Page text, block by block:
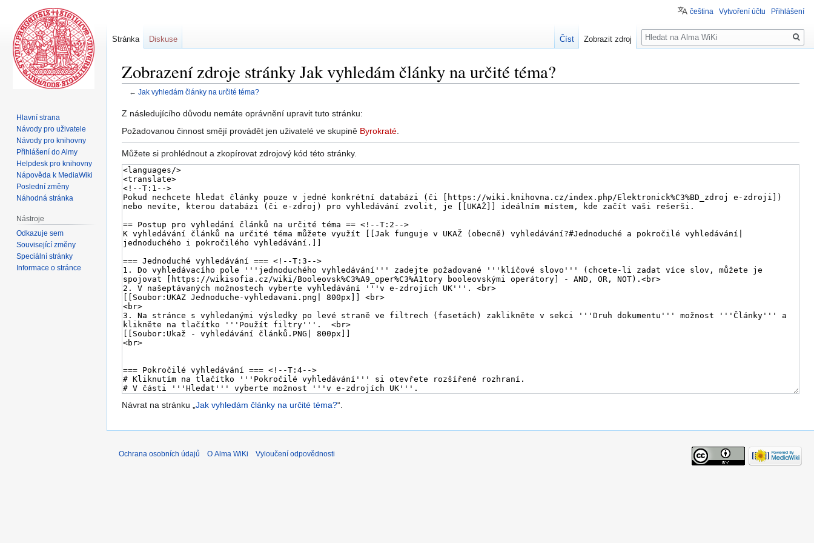
Zobrazení zdroje stránky Jak vyhledám články na určité téma?
← Jak vyhledám články na určité téma?
Skočit
na
Skočit
na
Z následujícího důvodu nemáte oprávnění upravit tuto stránku:
Požadovanou činnost smějí provádět jen uživatelé ve skupině Byrokraté
Můžete si prohlédnout a zkopírovat zdrojový kód této stránky.
Návrat na stránku „Jak vyhledám články na určité téma?“.
čeština Vytvoření účtu Přihlášení
Stránka Diskuse Číst Zobrazit zdroj
Hledat
Hlavní strana
Návody pro uživatele
Návody pro knihovny
Přihlášení do Almy
Helpdesk pro knihovny
Nápověda k MediaWiki
Poslední změny
Náhodná stránka
Nástroje
Odkazuje sem
Související změny
Speciální stránky
Informace o stránce
Ochrana osobních údajů O Alma WiKi Vyloučení odpovědnosti